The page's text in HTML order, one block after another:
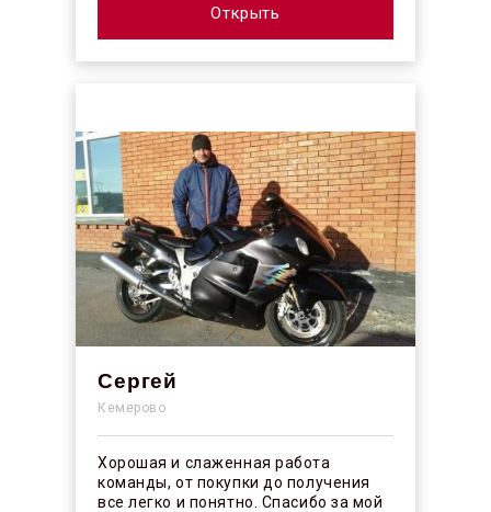
Открыть
Сергей
Кемерово
Хорошая и слаженная работа
команды, от покупки до получения
все легко и понятно. Спасибо за мой